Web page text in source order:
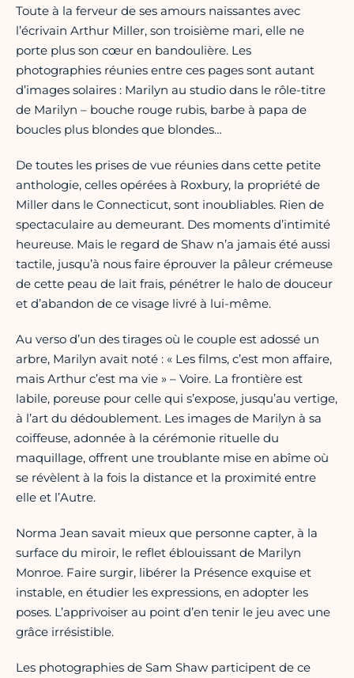
Toute à la ferveur de ses amours naissantes avec
l’écrivain Arthur Miller, son troisième mari, elle ne
porte plus son cœur en bandoulière. Les
photographies réunies entre ces pages sont autant
d’images solaires : Marilyn au studio dans le rôle-titre
de Marilyn – bouche rouge rubis, barbe à papa de
boucles plus blondes que blondes…
De toutes les prises de vue réunies dans cette petite
anthologie, celles opérées à Roxbury, la propriété de
Miller dans le Connecticut, sont inoubliables. Rien de
spectaculaire au demeurant. Des moments d’intimité
heureuse. Mais le regard de Shaw n’a jamais été aussi
tactile, jusqu’à nous faire éprouver la pâleur crémeuse
de cette peau de lait frais, pénétrer le halo de douceur
et d’abandon de ce visage livré à lui-même.
Au verso d’un des tirages où le couple est adossé un
arbre, Marilyn avait noté : « Les films, c’est mon affaire,
mais Arthur c’est ma vie » – Voire. La frontière est
labile, poreuse pour celle qui s’expose, jusqu’au vertige,
à l’art du dédoublement. Les images de Marilyn à sa
coiffeuse, adonnée à la cérémonie rituelle du
maquillage, offrent une troublante mise en abîme où
se révèlent à la fois la distance et la proximité entre
elle et l’Autre.
Norma Jean savait mieux que personne capter, à la
surface du miroir, le reflet éblouissant de Marilyn
Monroe. Faire surgir, libérer la Présence exquise et
instable, en étudier les expressions, en adopter les
poses. L’apprivoiser au point d’en tenir le jeu avec une
grâce irrésistible.
Les photographies de Sam Shaw participent de ce